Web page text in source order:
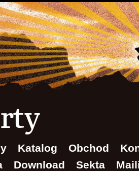
Katalog Obchod
Download Sekta